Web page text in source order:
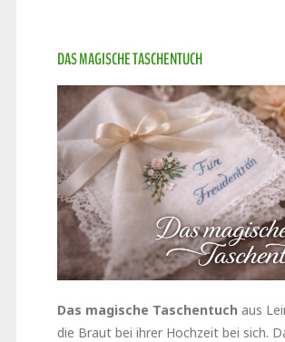
DAS MAGISCHE TASCHENTUCH
Das magische Taschentuch aus
die Braut bei ihrer Hochzeit bei sich.